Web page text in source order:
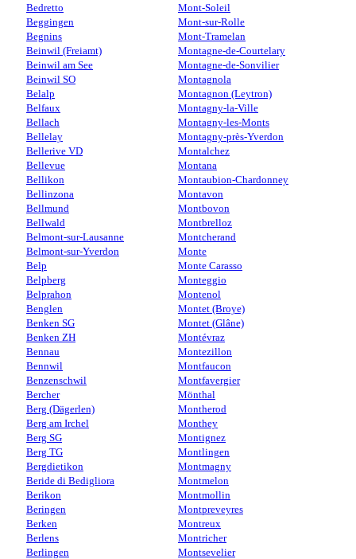
Bedretto
Beggingen
Begnins
Beinwil (Freiamt)
Beinwil am See
Beinwil SO
Belalp
Belfaux
Bellach
Bellelay
Bellerive VD
Bellevue
Bellikon
Bellinzona
Bellmund
Bellwald
Belmont-sur-Lausanne
Belmont-sur-Yverdon
Belp
Belpberg
Belprahon
Benglen
Benken SG
Benken ZH
Bennau
Bennwil
Benzenschwil
Bercher
Berg (Dägerlen)
Berg am Irchel
Berg SG
Berg TG
Bergdietikon
Beride di Bedigliora
Berikon
Beringen
Berken
Berlens
Berlingen
Mont-Soleil
Mont-sur-Rolle
Mont-Tramelan
Montagne-de-Courtelary
Montagne-de-Sonvilier
Montagnola
Montagnon (Leytron)
Montagny-la-Ville
Montagny-les-Monts
Montagny-près-Yverdon
Montalchez
Montana
Montaubion-Chardonney
Montavon
Montbovon
Montbrelloz
Montcherand
Monte
Monte Carasso
Monteggio
Montenol
Montet (Broye)
Montet (Glâne)
Montévraz
Montezillon
Montfaucon
Montfavergier
Mönthal
Montherod
Monthey
Montignez
Montlingen
Montmagny
Montmelon
Montmollin
Montpreveyres
Montreux
Montricher
Montsevelier